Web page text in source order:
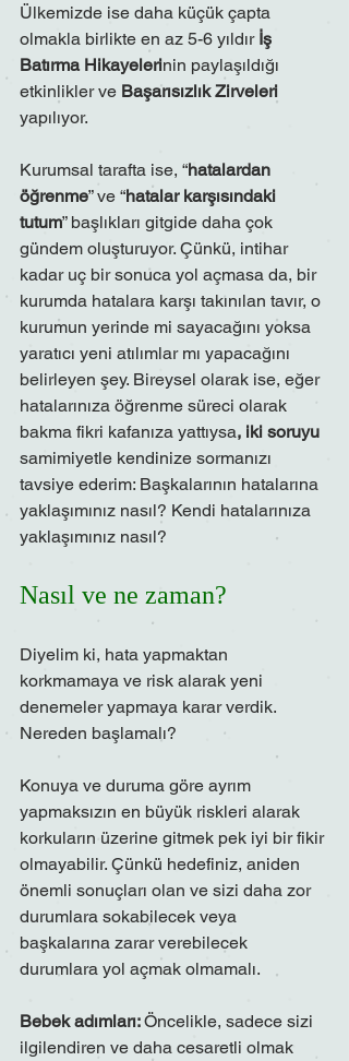
Ülkemizde ise daha küçük çapta
olmakla birlikte en az 5-6 yıldır İş
Batırma Hikayelerinin paylaşıldığı
etkinlikler ve Başarısızlık Zirveleri
yapılıyor.
Kurumsal tarafta ise, “hatalardan
öğrenme” ve “hatalar karşısındaki
tutum” başlıkları gitgide daha çok
gündem oluşturuyor. Çünkü, intihar
kadar uç bir sonuca yol açmasa da, bir
kurumda hatalara karşı takınılan tavır, o
kurumun yerinde mi sayacağını yoksa
yaratıcı yeni atılımlar mı yapacağını
belirleyen şey. Bireysel olarak ise, eğer
hatalarınıza öğrenme süreci olarak
bakma fikri kafanıza yattıysa, iki soruyu
samimiyetle kendinize sormanızı
tavsiye ederim: Başkalarının hatalarına
yaklaşımınız nasıl? Kendi hatalarınıza
yaklaşımınız nasıl?
Nasıl ve ne zaman?
Diyelim ki, hata yapmaktan
korkmamaya ve risk alarak yeni
denemeler yapmaya karar verdik.
Nereden başlamalı?
Konuya ve duruma göre ayrım
yapmaksızın en büyük riskleri alarak
korkuların üzerine gitmek pek iyi bir fikir
olmayabilir. Çünkü hedefiniz, aniden
önemli sonuçları olan ve sizi daha zor
durumlara sokabilecek veya
başkalarına zarar verebilecek
durumlara yol açmak olmamalı.
Bebek adımları: Öncelikle, sadece sizi
ilgilendiren ve daha cesaretli olmak